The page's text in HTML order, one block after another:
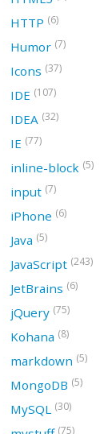
HTTP (6)
Humor (7)
Icons (37)
IDE (107)
IDEA (32)
IE (77)
inline-block (5)
input (7)
iPhone (6)
Java (5)
JavaScript (243)
JetBrains (6)
jQuery (75)
Kohana (8)
markdown (5)
MongoDB (5)
MySQL (30)
(75)